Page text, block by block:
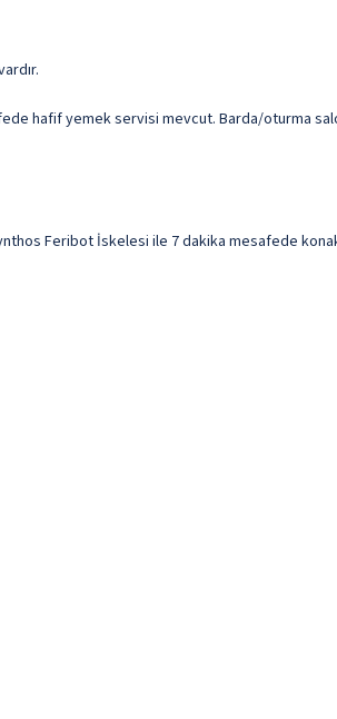
hafif yemek servisi mevcut. Barda/oturma
Feribot İskelesi ile 7 dakika mesafede